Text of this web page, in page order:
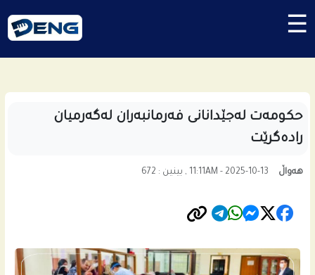
☰
حکومەت لەجێدانانی فەرمانبەران لەگەرمیان
رادەگرێت
هەواڵ 11:11AM - 2025-10-13 , بینین : 672